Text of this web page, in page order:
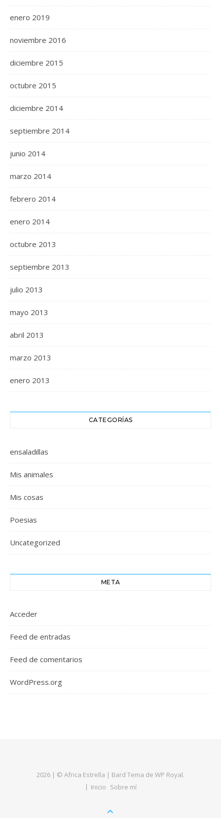
enero 2019
noviembre 2016
diciembre 2015
octubre 2015
diciembre 2014
septiembre 2014
junio 2014
marzo 2014
febrero 2014
enero 2014
octubre 2013
septiembre 2013
julio 2013
mayo 2013
abril 2013
marzo 2013
enero 2013
CATEGORÍAS
ensaladillas
Mis animales
Mis cosas
Poesias
Uncategorized
META
Acceder
Feed de entradas
Feed de comentarios
WordPress.org
2026 | © Africa Estrella | Bard Tema de WP Royal.
Inicio Sobre mí